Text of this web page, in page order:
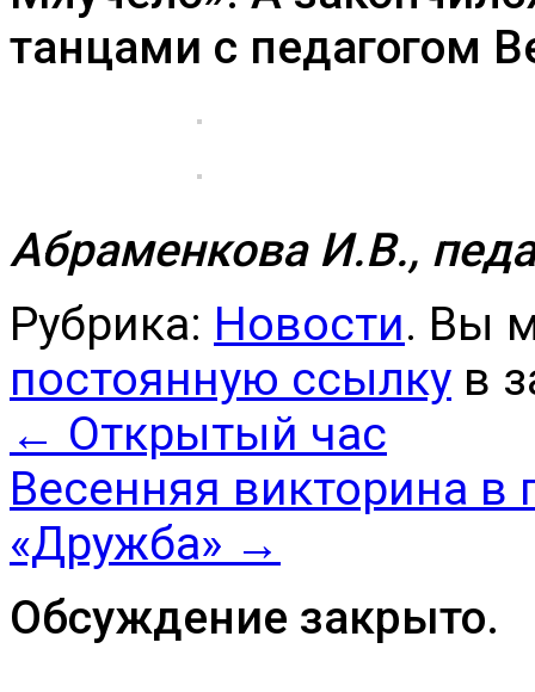
танцами с педагогом
Абраменкова И.В.,
Рубрика: Новости. Вы
постоянную ссылку в
← Открытый час
Весенняя викторина в
«Дружба» →
Обсуждение закрыто.